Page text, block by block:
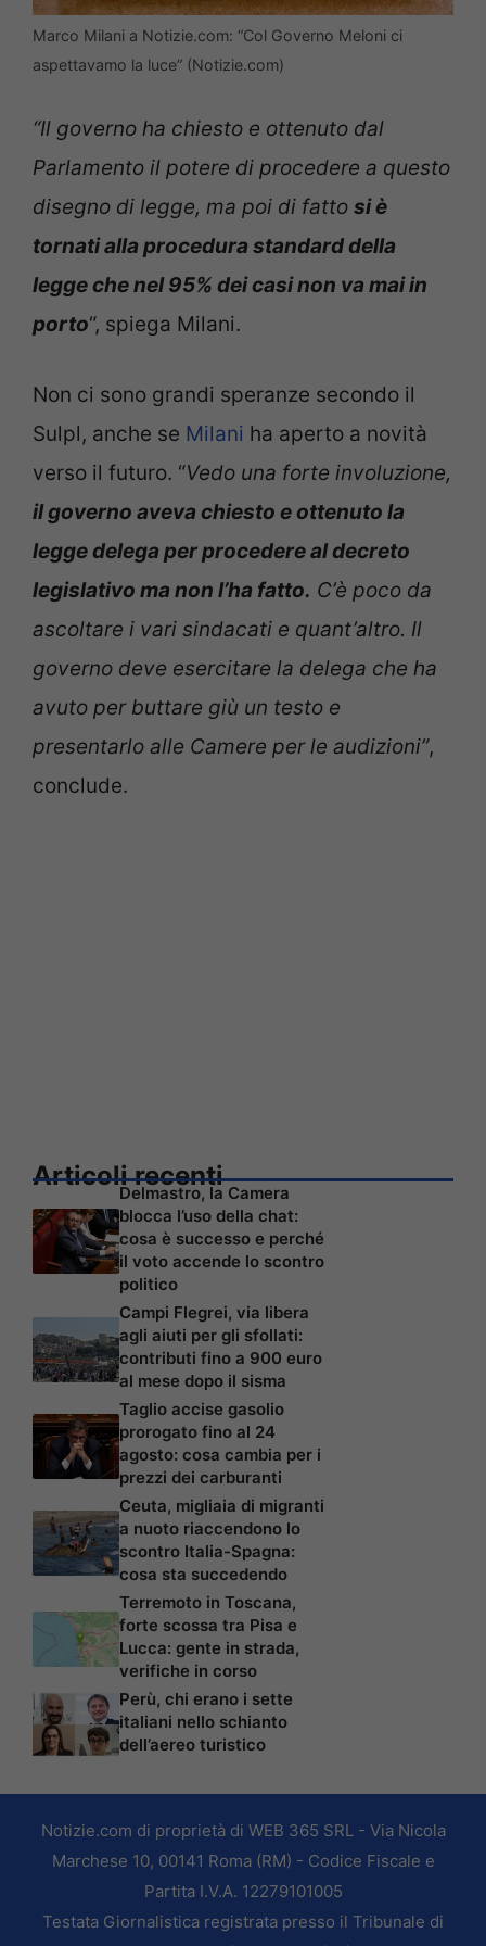
Marco Milani a Notizie.com: “Col Governo Meloni ci
aspettavamo la luce” (Notizie.com)
“Il governo ha chiesto e ottenuto dal
Parlamento il potere di procedere a questo
disegno di legge, ma poi di fatto si è
tornati alla procedura standard della
legge che nel 95% dei casi non va mai in
porto“, spiega Milani.
Non ci sono grandi speranze secondo il
Sulpl, anche se Milani ha aperto a novità
verso il futuro. “Vedo una forte involuzione,
il governo aveva chiesto e ottenuto la
legge delega per procedere al decreto
legislativo ma non l’ha fatto. C’è poco da
ascoltare i vari sindacati e quant’altro. Il
governo deve esercitare la delega che ha
avuto per buttare giù un testo e
presentarlo alle Camere per le audizioni”,
conclude.
Articoli recenti
Delmastro, la Camera
blocca l’uso della chat:
cosa è successo e perché
il voto accende lo scontro
politico
Campi Flegrei, via libera
agli aiuti per gli sfollati:
contributi fino a 900 euro
al mese dopo il sisma
Taglio accise gasolio
prorogato fino al 24
agosto: cosa cambia per i
prezzi dei carburanti
Ceuta, migliaia di migranti
a nuoto riaccendono lo
scontro Italia-Spagna:
cosa sta succedendo
Terremoto in Toscana,
forte scossa tra Pisa e
Lucca: gente in strada,
verifiche in corso
Perù, chi erano i sette
italiani nello schianto
dell’aereo turistico
Notizie.com di proprietà di WEB 365 SRL - Via Nicola
Marchese 10, 00141 Roma (RM) - Codice Fiscale e
Partita I.V.A. 12279101005
Testata Giornalistica registrata presso il Tribunale di